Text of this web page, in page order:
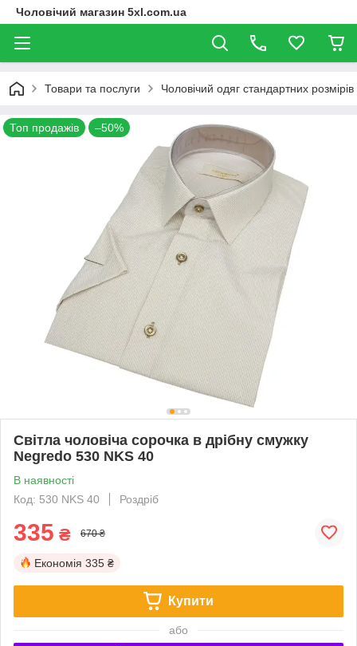
Чоловічий магазин 5xl.com.ua
Товари та послуги Чоловічий одяг стандартних розмірів
Топ продажів –50%
Світла чоловіча сорочка в дрібну смужку
Negredo 530 NKS 40
В наявності
Код: 530 NKS 40
Роздріб
335 ₴ 670 ₴
Економія 335 ₴
Купити
або